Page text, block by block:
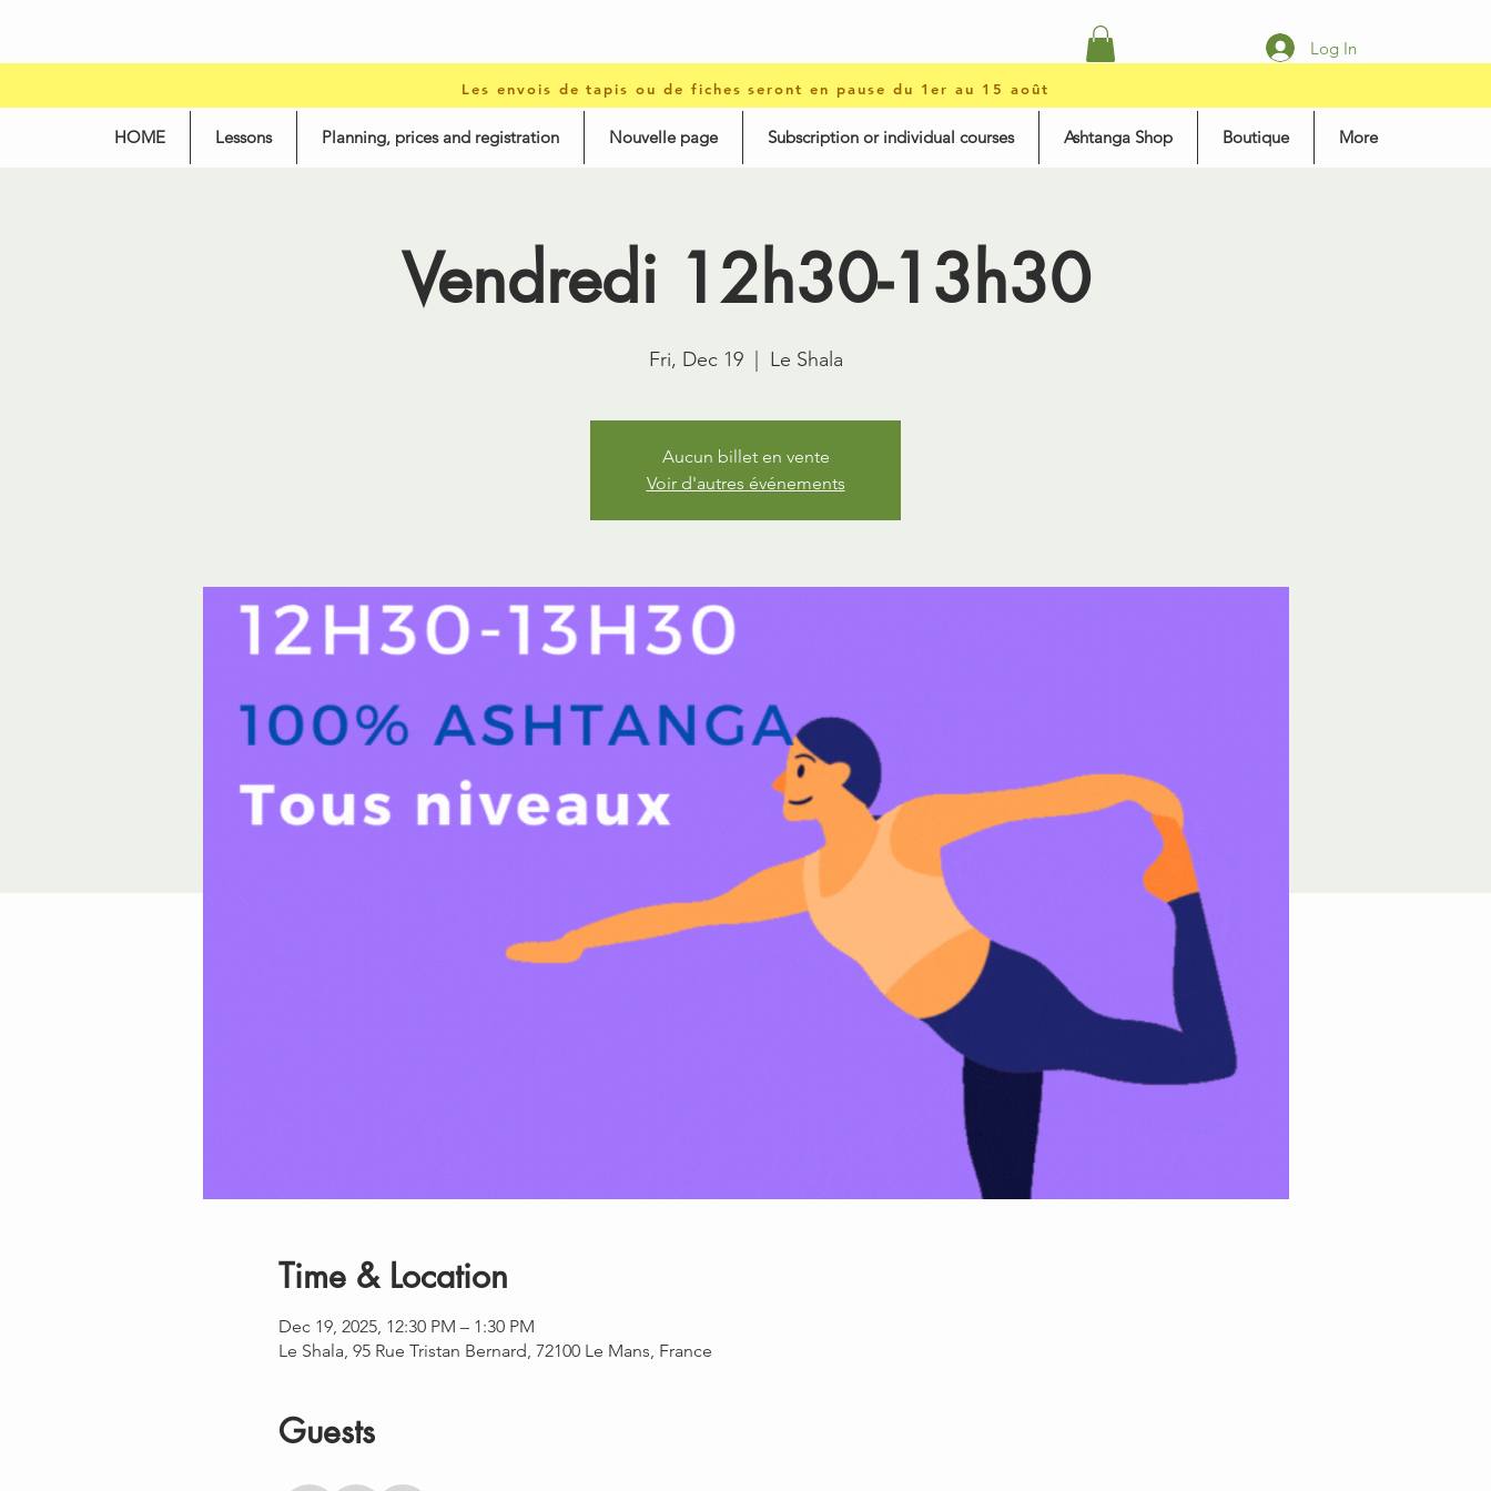
Log In
Les envois de tapis ou de fiches seront en pause du 1er au 15 août
HOME Lessons Planning, prices and registration Nouvelle page Subscription or individual courses Ashtanga Shop Boutique More
Vendredi 12h30-13h30
Fri, Dec 19
  |
Le Shala
Aucun billet en vente
Voir d'autres événements
Time & Location
Dec 19, 2025, 12:30 PM – 1:30 PM
Le Shala, 95 Rue Tristan Bernard, 72100 Le Mans, France
Guests